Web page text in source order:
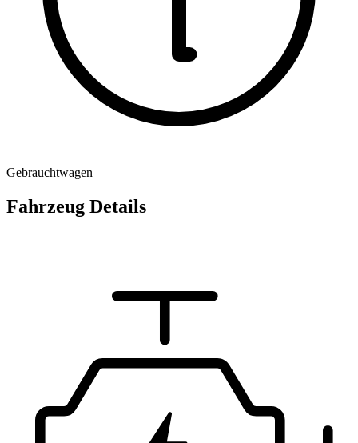
Gebrauchtwagen
Fahrzeug Details